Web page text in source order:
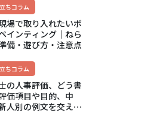
ちコラム
場で取り入れたいボ
インティング｜ねら
備・遊び方・注意点
ちコラム
の人事評価、どう書
価項目や目的、中
人別の例文を交えて